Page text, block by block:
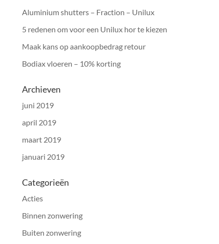
Aluminium shutters – Fraction – Unilux
5 redenen om voor een Unilux hor te kiezen
Maak kans op aankoopbedrag retour
Bodiax vloeren – 10% korting
Archieven
juni 2019
april 2019
maart 2019
januari 2019
Categorieën
Acties
Binnen zonwering
Buiten zonwering